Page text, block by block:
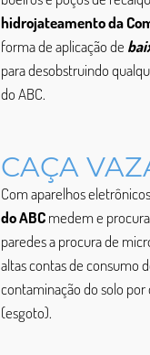
hidrojateamento da
forma de aplicação de
para desobstruindo
do ABC.
CAÇA
Com aparelhos
do ABCmedem e
paredes a procura de
altas contas de consumo
contaminação do solo
(esgoto).